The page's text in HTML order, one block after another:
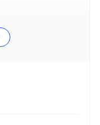
索更高效开发环境